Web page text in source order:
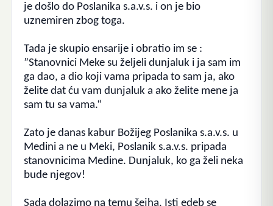
je došlo do Poslanika s.a.v.s. i on je bio
uznemiren zbog toga.
Tada je skupio ensarije i obratio im se :
”Stanovnici Meke su željeli dunjaluk i ja sam im
ga dao, a dio koji vama pripada to sam ja, ako
želite dat ću vam dunjaluk a ako želite mene ja
sam tu sa vama.“
Zato je danas kabur Božijeg Poslanika s.a.v.s. u
Medini a ne u Meki, Poslanik s.a.v.s. pripada
stanovnicima Medine. Dunjaluk, ko ga želi neka
bude njegov!
Sada dolazimo na temu šejha. Isti edeb se